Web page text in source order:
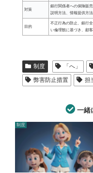
対策
銀行関係者への保険販
説明方法、情報提供方
目的
不正行為の防止、銀行
い倫理観に基づき、顧
制度 「へ」
弊害防止措置
担
一緒
制度